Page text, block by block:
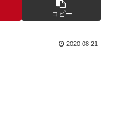
コピー
2020.08.21